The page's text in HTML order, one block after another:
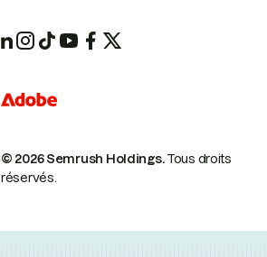
© 2026 Semrush Holdings.Tous droits
réservés.